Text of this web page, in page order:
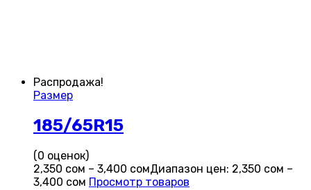
Распродажа!
Размер
185/65R15
(0 оценок)
2,350 сом – 3,400 сомДиапазон цен: 2,350 сом –
3,400 сом Просмотр товаров